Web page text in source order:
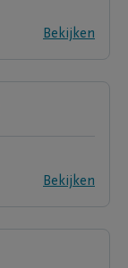
Bekijken
Bekijken